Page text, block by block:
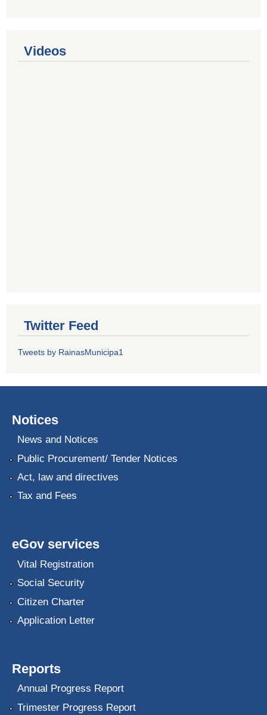
Videos
Twitter Feed
Tweets by RainasMunicipa1
Notices
News and Notices
Public Procurement/ Tender Notices
Act, law and directives
Tax and Fees
eGov services
Vital Registration
Social Security
Citizen Charter
Application Letter
Reports
Annual Progress Report
Trimester Progress Report